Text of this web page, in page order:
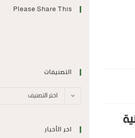
Please Share This
التصنيفات
اختر التصنيف
اخر الأخبار